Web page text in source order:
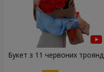
Букет з 11 червоних троянд